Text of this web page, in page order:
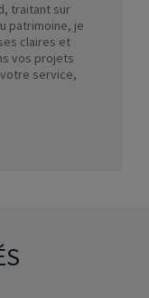
traitant sur
patrimoine, je
claires et
vos projets
service,